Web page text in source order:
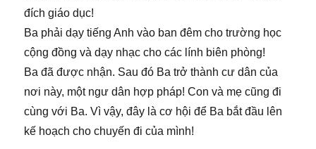
đích giáo dục!
Ba phải dạy tiếng Anh vào ban đêm cho trường học
cộng đồng và dạy nhạc cho các lính biên phòng!
Ba đã được nhận. Sau đó Ba trở thành cư dân của
nơi này, một ngư dân hợp pháp! Con và mẹ cũng đi
cùng với Ba. Vì vậy, đây là cơ hội để Ba bắt đầu lên
kế hoạch cho chuyến đi của mình!